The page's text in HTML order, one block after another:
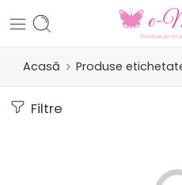
Acasă Produse
Filtre